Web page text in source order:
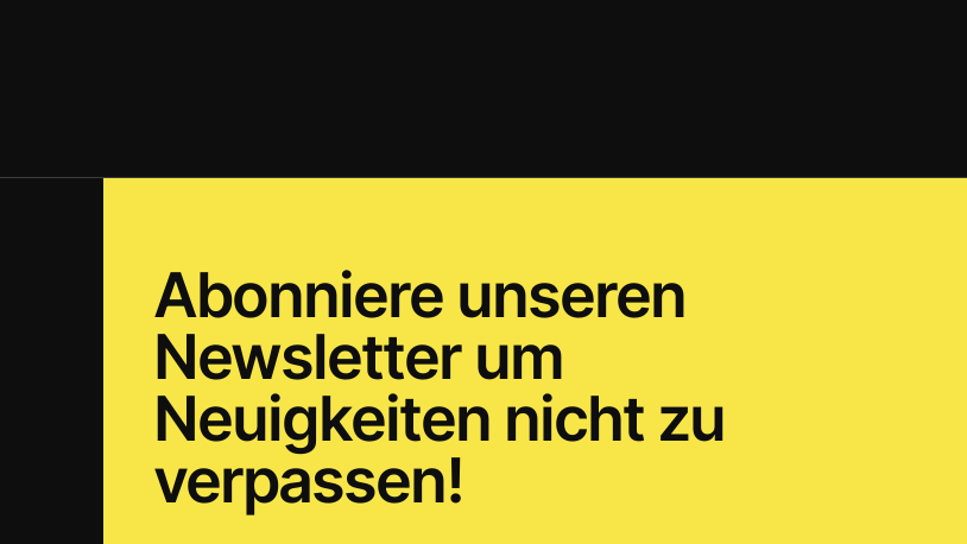
Abonniere unseren
Newsletter um
Neuigkeiten nicht zu
verpassen!